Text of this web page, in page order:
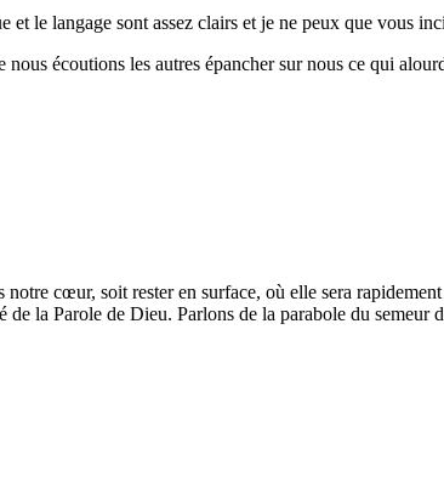
le langage sont assez clairs et je ne peux que vous
écoutions les autres épancher sur nous ce qui
cœur, soit rester en surface, où elle sera
la Parole de Dieu. Parlons de la parabole du semeur